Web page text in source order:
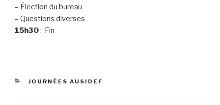
– Élection du bureau
– Questions diverses
15h30: Fin
CATÉGORIES
JOURNÉES AUSIDEF